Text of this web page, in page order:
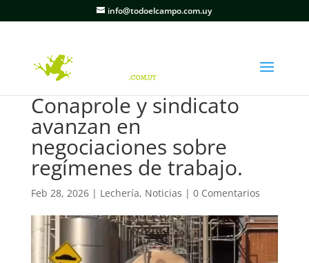
info@todoelcampo.com.uy
Conaprole y sindicato
avanzan en
negociaciones sobre
regímenes de trabajo.
Feb 28, 2026| Lechería, Noticias | 0 Comentarios